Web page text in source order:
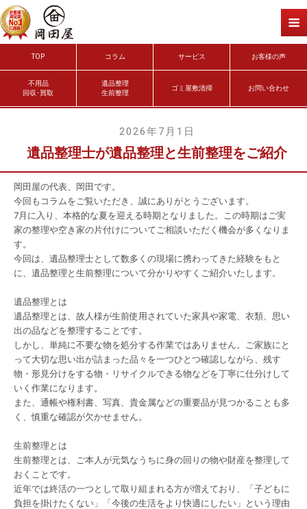
TOP コラム サービス お客様の声
不用品
回収･買取
遺品整理
生前整理
ゴミ屋敷清掃 お問い合わせ
2026年7月1日
遺品整理士が遺品整理と生前整理をご紹介
岡田屋の代表、岡田です。
今回もコラムをご覧いただき、誠にありがとうございます。
7月に入り、本格的な夏を迎える時期となりました。この時期はご実
家の整理や空き家の片付けについてご相談いただく機会が多くなりま
す。
今回は、遺品整理士として数多くの現場に携わってきた経験をもと
に、遺品整理と生前整理について分かりやすくご紹介いたします。
遺品整理とは
遺品整理とは、故人様が生前使用されていた家具や家電、衣類、思い
出の品などを整理することです。
しかし、単純に不要な物を処分する作業ではありません。ご家族にと
って大切な思い出が詰まった品々を一つひとつ確認しながら、残す
物・形見分けをする物・リサイクルできる物などを丁寧に仕分けして
いく作業になります。
また、通帳や権利書、写真、貴金属などの重要品が見つかることも多
く、慎重な確認が欠かせません。
生前整理とは
生前整理とは、ご本人が元気なうちに身の回りの物や財産を整理して
おくことです。
近年では終活の一つとして取り組まれる方が増えており、「子どもに
負担を掛けたくない」「今後の生活をより快適にしたい」という理由